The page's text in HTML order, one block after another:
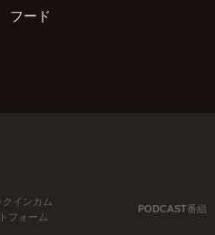
フード
インカム
フォーム
PODCAST番組